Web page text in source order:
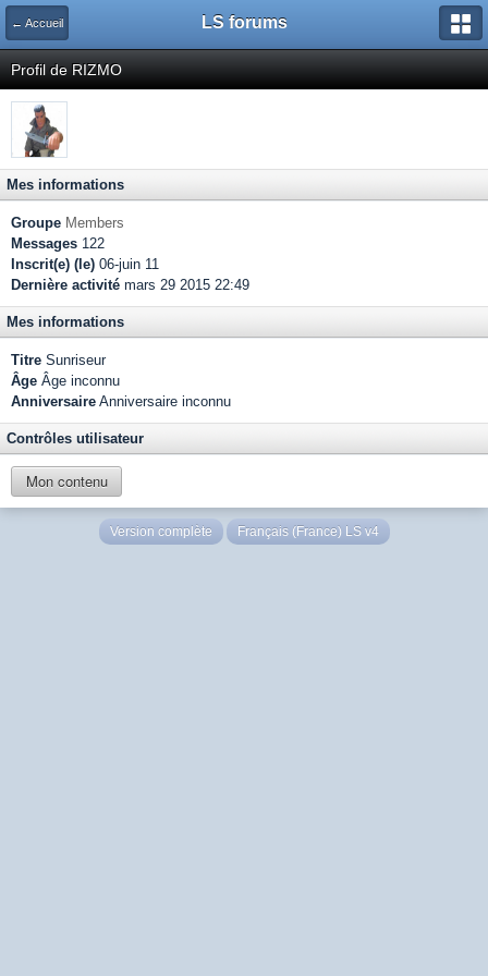
← Accueil LS forums
Profil de RIZMO
Mes informations
Groupe Members
Messages 122
Inscrit(e) (le) 06-juin 11
Dernière activité mars 29 2015 22:49
Mes informations
Titre Sunriseur
Âge Âge inconnu
Anniversaire Anniversaire inconnu
Contrôles utilisateur
Mon contenu
Version complète Français (France) LS v4